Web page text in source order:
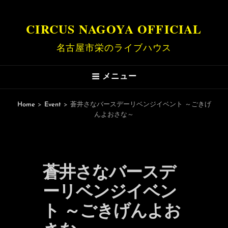
CIRCUS NAGOYA OFFICIAL
名古屋市栄のライブハウス
メニュー
Home > Event > 蒼井さなバースデーリベンジイベント ～ごきげ
んよおさな～
蒼井さなバースデ
ーリベンジイベン
ト ～ごきげんよお